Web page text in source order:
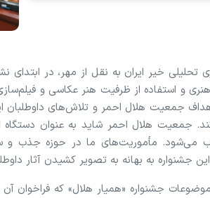
تحلیلی خیر ایران به نقل از مهر، در
و استفاده از ظرفیت هنر عکاسی و
جمعیت هلال‌ احمر و تلاش‌های داوطلبان
جمعیت هلال‌ احمر شاید به عنوان
مأموریت‌های ما در حوزه جذب و
به بهانه به تصویر کشیدن آثار